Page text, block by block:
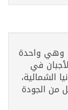
شركة كوليوس في عام 1948، وهي واحدة
في
الشمالية،
من الجودة